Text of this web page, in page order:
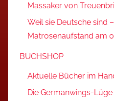
Massaker von
Weil sie Deutsche sind
Matrosenaufstand am
BUCHSHOP
Aktuelle Bücher im
Die Germanwings-